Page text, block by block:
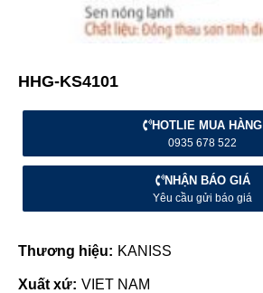
HHG-KS4101
HOTLIE MUA HÀNG
0935 678 522
NHẬN BÁO GIÁ
Yêu cầu gửi báo giá
Thương hiệu: KANISS
Xuất xứ: VIET NAM